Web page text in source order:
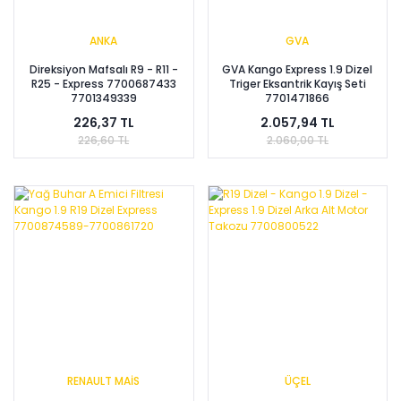
ANKA
Direksiyon Mafsalı R9 - R11 -
R25 - Express 7700687433
7701349339
226,37 TL
226,60 TL
GVA
GVA Kango Express 1.9 Dizel
Triger Eksantrik Kayış Seti
7701471866
2.057,94 TL
2.060,00 TL
RENAULT MAİS
ÜÇEL